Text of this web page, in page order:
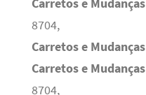
Carretos e Mudanças
8704,
Carretos e Mudanças
Carretos e Mudanças
8704,